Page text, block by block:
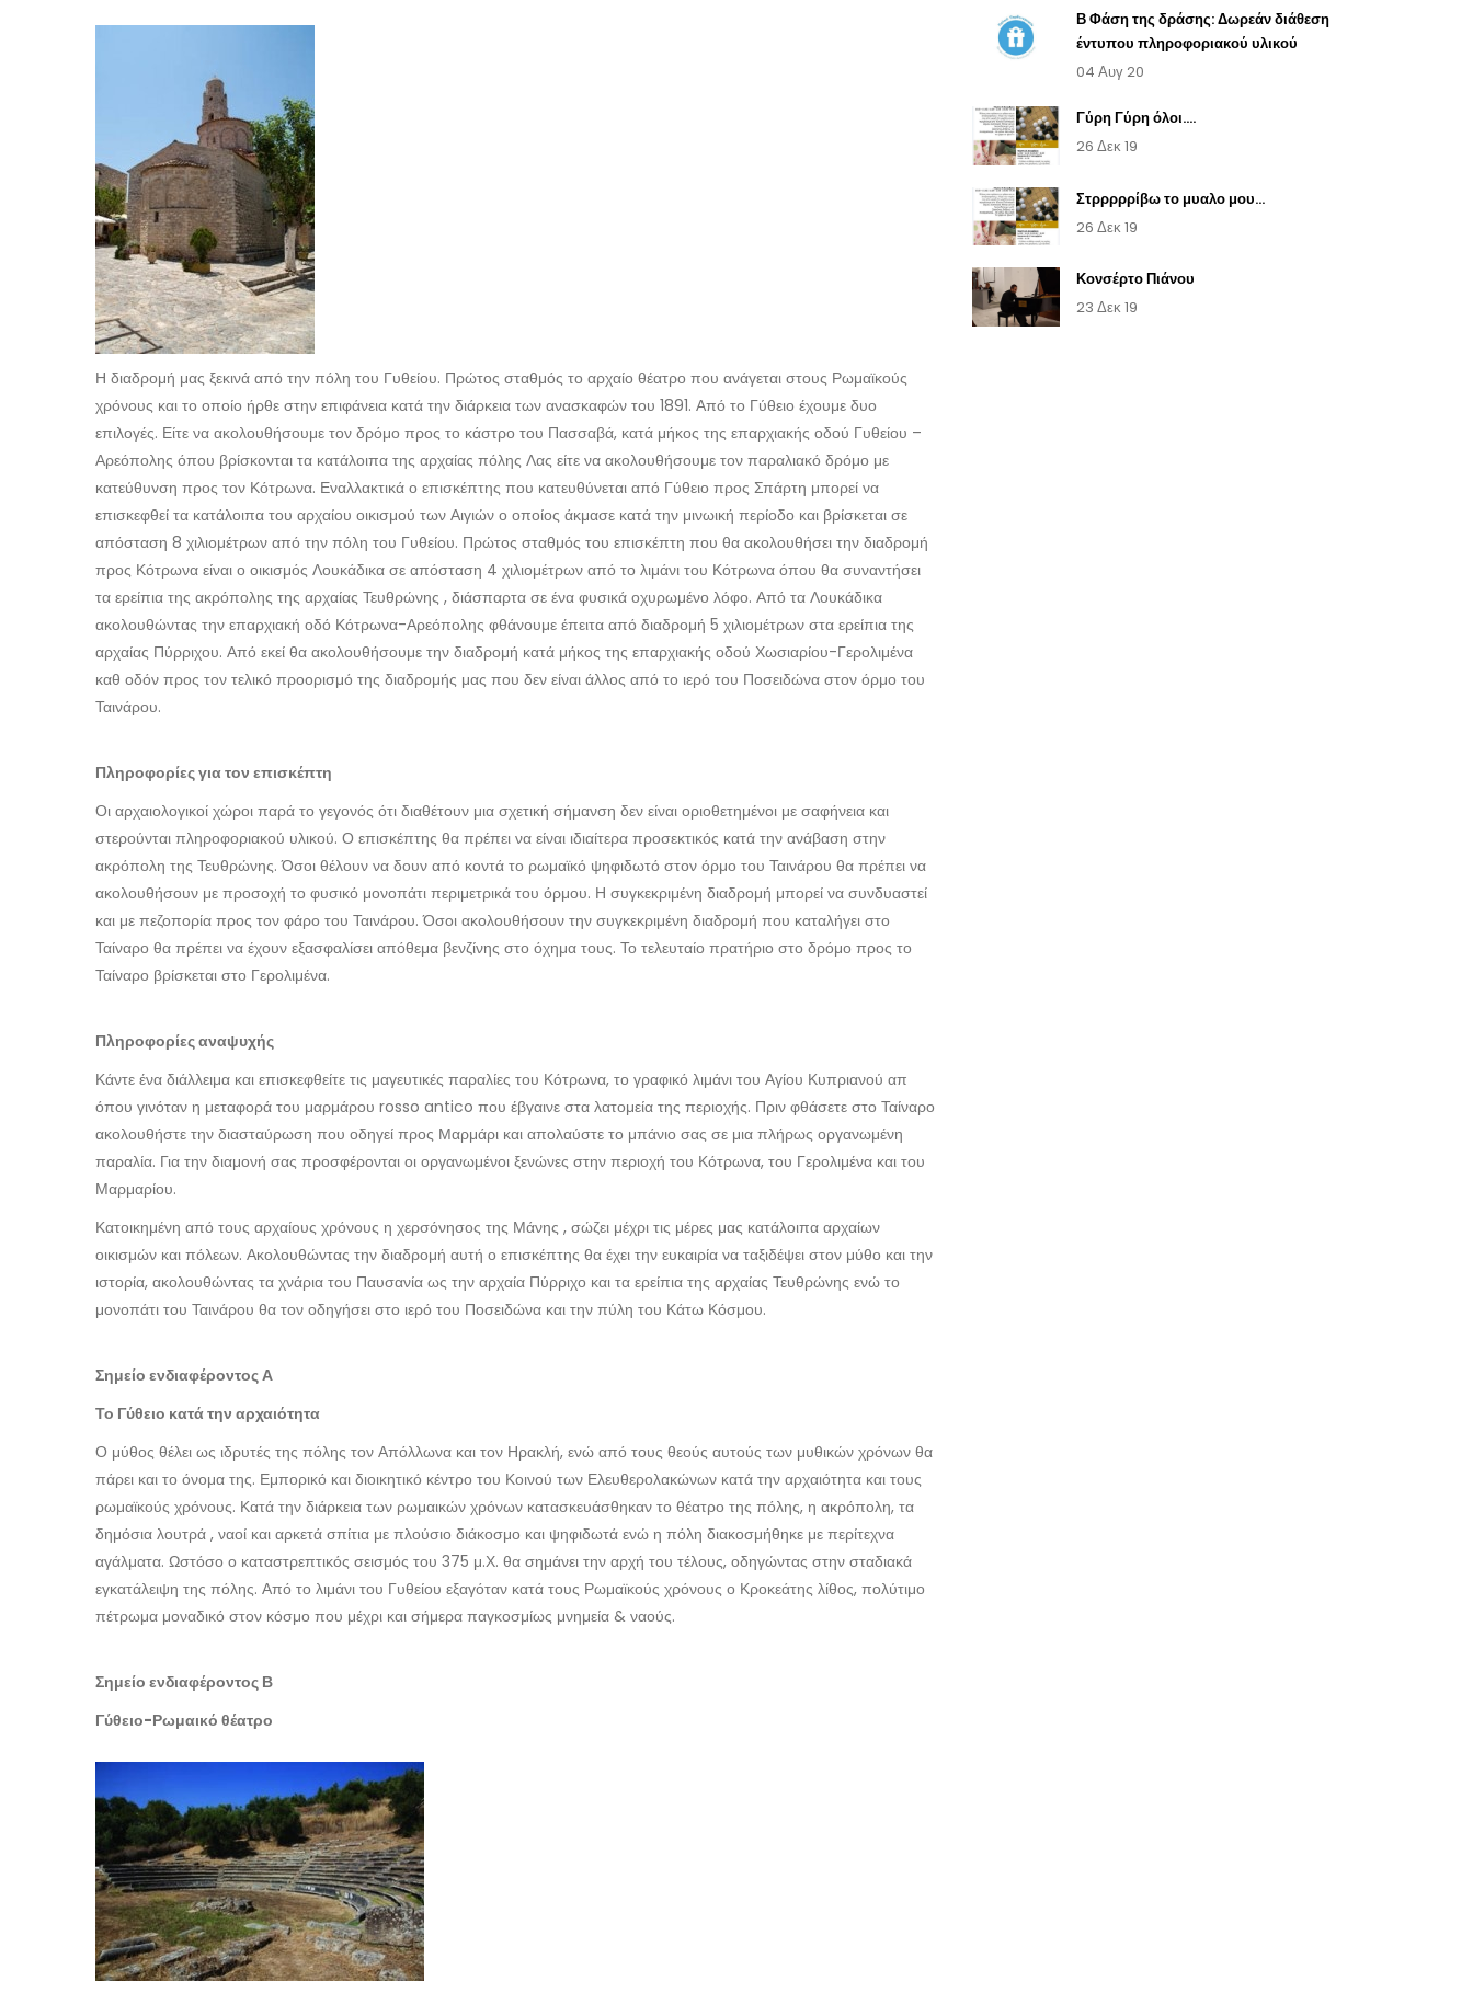
Η διαδρομή μας ξεκινά από την πόλη του Γυθείου. Πρώτος σταθμός το αρχαίο θέατρο που ανάγεται στους Ρωμαϊκούς
χρόνους και το οποίο ήρθε στην επιφάνεια κατά την διάρκεια των ανασκαφών του 1891. Από το Γύθειο έχουμε δυο
επιλογές. Είτε να ακολουθήσουμε τον δρόμο προς το κάστρο του Πασσαβά, κατά μήκος της επαρχιακής οδού Γυθείου –
Αρεόπολης όπου βρίσκονται τα κατάλοιπα της αρχαίας πόλης Λας είτε να ακολουθήσουμε τον παραλιακό δρόμο με
κατεύθυνση προς τον Κότρωνα. Εναλλακτικά ο επισκέπτης που κατευθύνεται από Γύθειο προς Σπάρτη μπορεί να
επισκεφθεί τα κατάλοιπα του αρχαίου οικισμού των Αιγιών ο οποίος άκμασε κατά την μινωική περίοδο και βρίσκεται σε
απόσταση 8 χιλιομέτρων από την πόλη του Γυθείου. Πρώτος σταθμός του επισκέπτη που θα ακολουθήσει την διαδρομή
προς Κότρωνα είναι ο οικισμός Λουκάδικα σε απόσταση 4 χιλιομέτρων από το λιμάνι του Κότρωνα όπου θα συναντήσει
τα ερείπια της ακρόπολης της αρχαίας Τευθρώνης , διάσπαρτα σε ένα φυσικά οχυρωμένο λόφο. Από τα Λουκάδικα
ακολουθώντας την επαρχιακή οδό Κότρωνα-Αρεόπολης φθάνουμε έπειτα από διαδρομή 5 χιλιομέτρων στα ερείπια της
αρχαίας Πύρριχου. Από εκεί θα ακολουθήσουμε την διαδρομή κατά μήκος της επαρχιακής οδού Χωσιαρίου-Γερολιμένα
καθ οδόν προς τον τελικό προορισμό της διαδρομής μας που δεν είναι άλλος από το ιερό του Ποσειδώνα στον όρμο του
Ταινάρου.
Πληροφορίες για τον επισκέπτη
Οι αρχαιολογικοί χώροι παρά το γεγονός ότι διαθέτουν μια σχετική σήμανση δεν είναι οριοθετημένοι με σαφήνεια και
στερούνται πληροφοριακού υλικού. Ο επισκέπτης θα πρέπει να είναι ιδιαίτερα προσεκτικός κατά την ανάβαση στην
ακρόπολη της Τευθρώνης. Όσοι θέλουν να δουν από κοντά το ρωμαϊκό ψηφιδωτό στον όρμο του Ταινάρου θα πρέπει να
ακολουθήσουν με προσοχή το φυσικό μονοπάτι περιμετρικά του όρμου. Η συγκεκριμένη διαδρομή μπορεί να συνδυαστεί
και με πεζοπορία προς τον φάρο του Ταινάρου. Όσοι ακολουθήσουν την συγκεκριμένη διαδρομή που καταλήγει στο
Ταίναρο θα πρέπει να έχουν εξασφαλίσει απόθεμα βενζίνης στο όχημα τους. Το τελευταίο πρατήριο στο δρόμο προς το
Ταίναρο βρίσκεται στο Γερολιμένα.
Πληροφορίες αναψυχής
Κάντε ένα διάλλειμα και επισκεφθείτε τις μαγευτικές παραλίες του Κότρωνα, το γραφικό λιμάνι του Αγίου Κυπριανού απ
όπου γινόταν η μεταφορά του μαρμάρου rosso antico που έβγαινε στα λατομεία της περιοχής. Πριν φθάσετε στο Ταίναρο
ακολουθήστε την διασταύρωση που οδηγεί προς Μαρμάρι και απολαύστε το μπάνιο σας σε μια πλήρως οργανωμένη
παραλία. Για την διαμονή σας προσφέρονται οι οργανωμένοι ξενώνες στην περιοχή του Κότρωνα, του Γερολιμένα και του
Μαρμαρίου.
Κατοικημένη από τους αρχαίους χρόνους η χερσόνησος της Μάνης , σώζει μέχρι τις μέρες μας κατάλοιπα αρχαίων
οικισμών και πόλεων. Ακολουθώντας την διαδρομή αυτή ο επισκέπτης θα έχει την ευκαιρία να ταξιδέψει στον μύθο και την
ιστορία, ακολουθώντας τα χνάρια του Παυσανία ως την αρχαία Πύρριχο και τα ερείπια της αρχαίας Τευθρώνης ενώ το
μονοπάτι του Ταινάρου θα τον οδηγήσει στο ιερό του Ποσειδώνα και την πύλη του Κάτω Κόσμου.
Σημείο ενδιαφέροντος Α
Το Γύθειο κατά την αρχαιότητα
Ο μύθος θέλει ως ιδρυτές της πόλης τον Απόλλωνα και τον Ηρακλή, ενώ από τους θεούς αυτούς των μυθικών χρόνων θα
πάρει και το όνομα της. Εμπορικό και διοικητικό κέντρο του Κοινού των Ελευθερολακώνων κατά την αρχαιότητα και τους
ρωμαϊκούς χρόνους. Κατά την διάρκεια των ρωμαικών χρόνων κατασκευάσθηκαν το θέατρο της πόλης, η ακρόπολη, τα
δημόσια λουτρά , ναοί και αρκετά σπίτια με πλούσιο διάκοσμο και ψηφιδωτά ενώ η πόλη διακοσμήθηκε με περίτεχνα
αγάλματα. Ωστόσο ο καταστρεπτικός σεισμός του 375 μ.Χ. θα σημάνει την αρχή του τέλους, οδηγώντας στην σταδιακά
εγκατάλειψη της πόλης. Από το λιμάνι του Γυθείου εξαγόταν κατά τους Ρωμαϊκούς χρόνους ο Κροκεάτης λίθος, πολύτιμο
πέτρωμα μοναδικό στον κόσμο που μέχρι και σήμερα παγκοσμίως μνημεία & ναούς.
Σημείο ενδιαφέροντος Β
Γύθειο-Ρωμαικό θέατρο
Β Φάση της δράσης: Δωρεάν διάθεση
έντυπου πληροφοριακού υλικού
04 Αυγ 20
Γύρη Γύρη όλοι....
26 Δεκ 19
Στρρρρρίβω το μυαλο μου...
26 Δεκ 19
Κονσέρτο Πιάνου
23 Δεκ 19